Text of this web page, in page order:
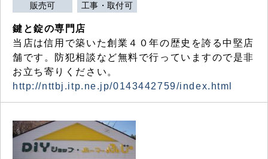
販売可 工事・取付可
鍵と錠の専門店
当店は信用で築いた創業４０年の歴史を誇る中堅店
舗です。防犯相談など無料で行っていますので是非
お立ち寄りください。
http://nttbj.itp.ne.jp/0143442759/index.html